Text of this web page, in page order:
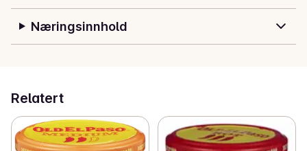
Næringsinnhold
Relatert